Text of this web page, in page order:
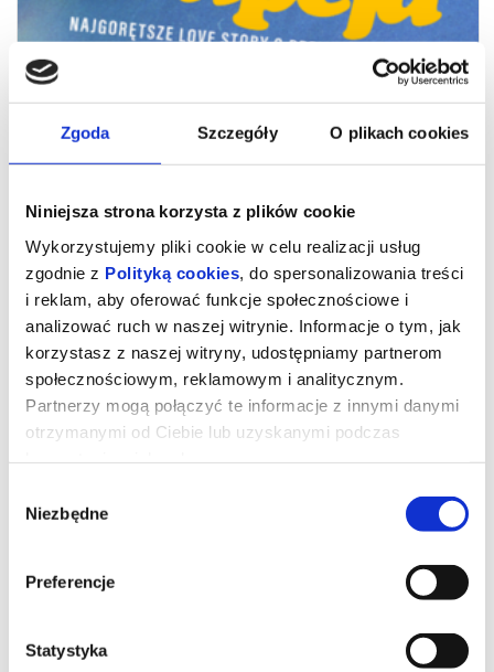
Zgoda Szczegóły O plikach cookies
Niniejsza strona korzysta z plików cookie
Wykorzystujemy pliki cookie w celu realizacji usług
zgodnie z Polityką cookies , do spersonalizowania treści
i reklam, aby oferować funkcje społecznościowe i
analizować ruch w naszej witrynie. Informacje o tym, jak
korzystasz z naszej witryny, udostępniamy partnerom
społecznościowym, reklamowym i analitycznym.
Partnerzy mogą połączyć te informacje z innymi danymi
otrzymanymi od Ciebie lub uzyskanymi podczas
zgody
Niezbędne
Preferencje
Statystyka
Erupcja
Jest upalne warszawskie lato. Bethany (Charli XCX) przyjeżdża do
Polski na romantyczny wyjazd z chłopakiem. Kiedy spotyka Nel
(Lena Góra), przyjaciółkę sprzed lat, wybucha między nimi
ulicami otulonego słońcem miasta – jak najdalej od miejsca, w
którym będą musiały podjąć decyzje ważące na reszcie ich
dorosłego życia.